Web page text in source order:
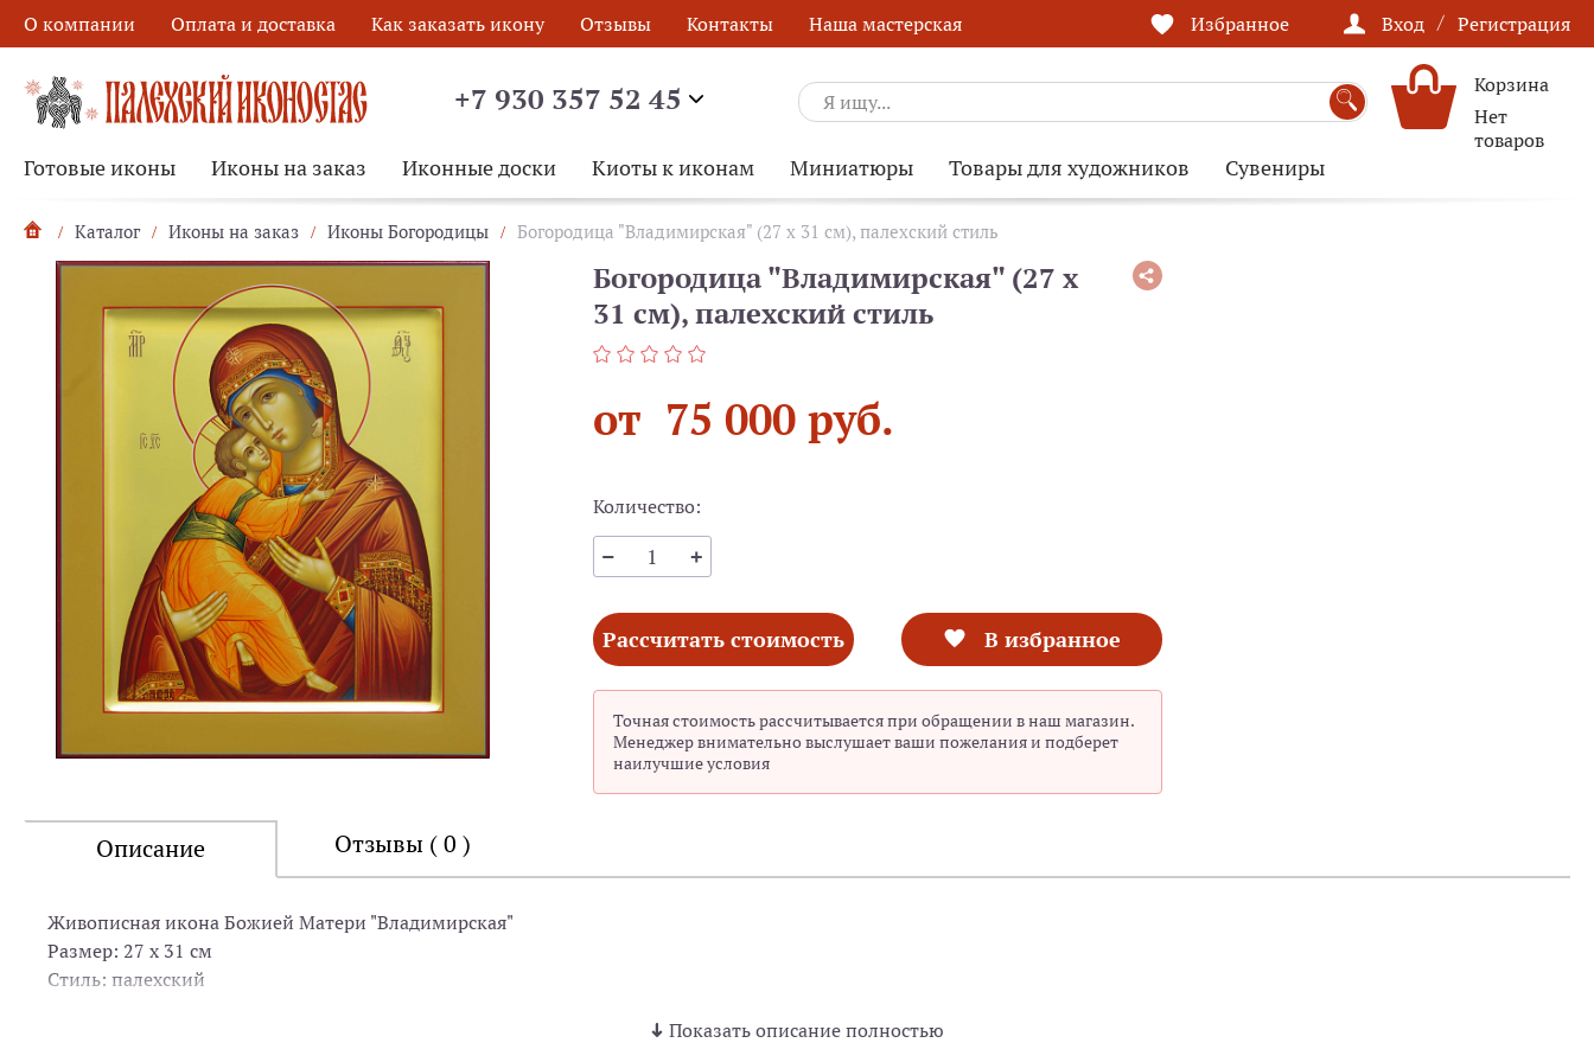
О компании Оплата и доставка Как заказать икону Отзывы Контакты Наша мастерская Избранное Вход / Регистрация
+7 930 357 52 45
Корзина
Нет
товаров
Готовые иконы Иконы на заказ Иконные доски Киоты к иконам Миниатюры Товары для художников Сувениры
Каталог Иконы на заказ Иконы Богородицы Богородица "Владимирская" (27 х 31 см), палехский стиль
Богородица "Владимирская" (27 х
31 см), палехский стиль
от 75 000 руб.
Количество:
Рассчитать стоимость В избранное
Точная стоимость рассчитывается при обращении в наш магазин.
Менеджер внимательно выслушает ваши пожелания и подберет
наилучшие условия
Описание Отзывы ( 0 )
Живописная икона Божией Матери "Владимирская"
Размер: 27 х 31 см
Стиль: палехский
Показать описание полностью